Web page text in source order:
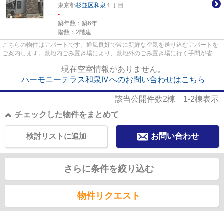
東京都杉並区和泉 １丁目
-
築年数：築6年
階数：2階建
こちらの物件はアパートです。通風良好で常に新鮮な空気を送り込むアパートを
ご案内します。敷地内ごみ置き場により、敷地外のごみ置き場に行く手間が省け
ます。利便性の高い徒歩10分...
現在空室情報がありません。
ハーモニーテラス和泉Ⅳへのお問い合わせはこちら
該当公開件数2棟 1-2棟表示
チェックした物件をまとめて
お問い合わせ
検討リストに追加
さらに条件を絞り込む
物件リクエスト